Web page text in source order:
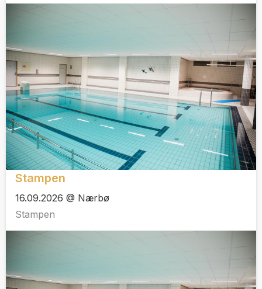
Stampen
16.09.2026 @ Nærbø
Stampen